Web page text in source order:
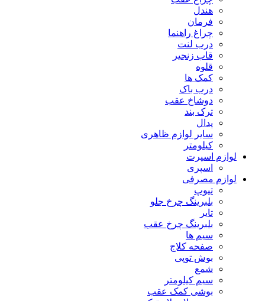
هندل
فرمان
چراغ راهنما
درب لنت
قاب زنجیر
قلوه
کمک ها
درب باک
دوشاخ عقب
ترک بند
پدال
سایر لوازم ظاهری
کیلومتر
لوازم اسپرت
اسپری
لوازم مصرفی
تیوپ
بلبرینگ چرخ جلو
تایر
بلبرینگ چرخ عقب
سیم ها
صفحه کلاج
بوش توپی
شمع
سیم کیلومتر
بوشی کمک عقب